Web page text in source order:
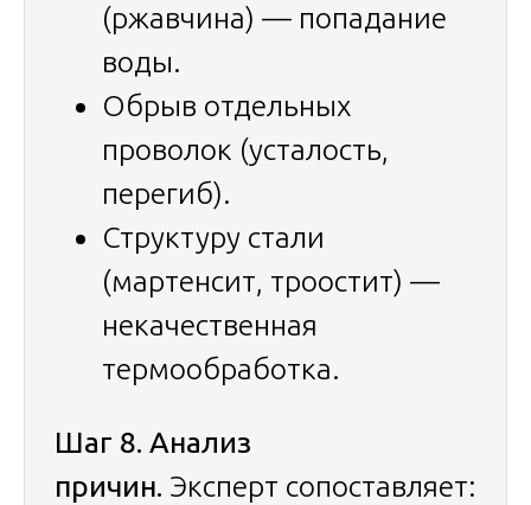
(ржавчина) — попадание
воды.
Обрыв отдельных
проволок (усталость,
перегиб).
Структуру стали
(мартенсит, троостит) —
некачественная
термообработка.
Шаг 8. Анализ
причин. Эксперт сопоставляет: